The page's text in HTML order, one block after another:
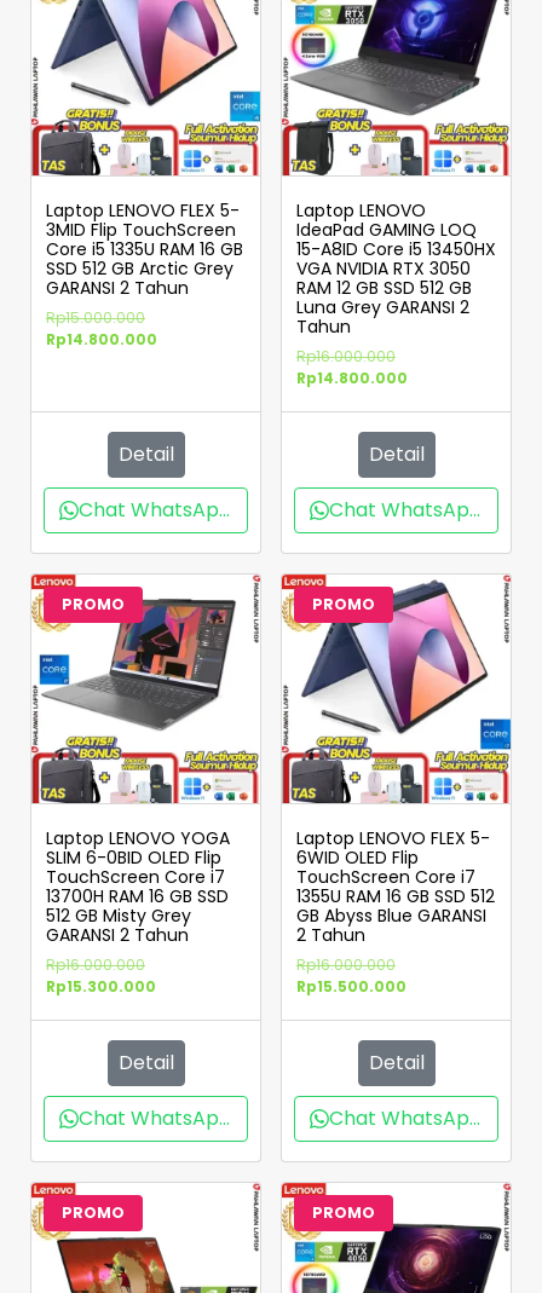
Laptop LENOVO FLEX 5-
3MID Flip TouchScreen
Core i5 1335U RAM 16 GB
SSD 512 GB Arctic Grey
GARANSI 2 Tahun
Rp15.000.000
Rp14.800.000
Detail
Chat WhatsApp
Laptop LENOVO
IdeaPad GAMING LOQ
15-A8ID Core i5 13450HX
VGA NVIDIA RTX 3050
RAM 12 GB SSD 512 GB
Luna Grey GARANSI 2
Tahun
Rp16.000.000
Rp14.800.000
Detail
Chat WhatsApp
PROMO
Laptop LENOVO YOGA
SLIM 6-0BID OLED Flip
TouchScreen Core i7
13700H RAM 16 GB SSD
512 GB Misty Grey
GARANSI 2 Tahun
Rp16.000.000
Rp15.300.000
Detail
Chat WhatsApp
PROMO
Laptop LENOVO FLEX 5-
6WID OLED Flip
TouchScreen Core i7
1355U RAM 16 GB SSD 512
GB Abyss Blue GARANSI
2 Tahun
Rp16.000.000
Rp15.500.000
Detail
Chat WhatsApp
PROMO PROMO